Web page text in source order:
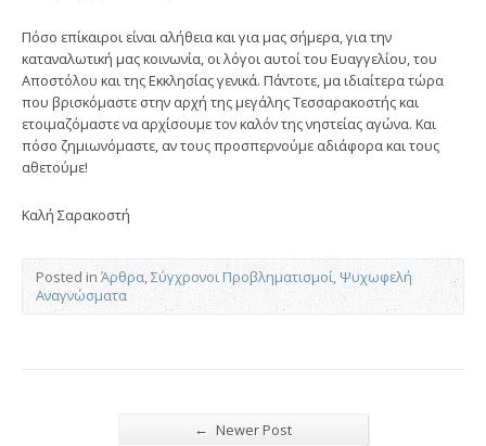
Πόσο επίκαιροι είναι αλήθεια και για μας σήμερα, για την
καταναλωτική μας κοινωνία, οι λόγοι αυτοί του Ευαγγελίου, του
Αποστόλου και της Εκκλησίας γενικά. Πάντοτε, μα ιδιαίτερα τώρα
που βρισκόμαστε στην αρχή της μεγάλης Τεσσαρακοστής και
ετοιμαζόμαστε να αρχίσουμε τον καλόν της νηστείας αγώνα. Και
πόσο ζημιωνόμαστε, αν τους προσπερνούμε αδιάφορα και τους
αθετούμε!
Καλή Σαρακοστή
Posted in Άρθρα,Σύγχρονοι Προβληματισμοί,Ψυχωφελή
Αναγνώσματα
← Newer Post